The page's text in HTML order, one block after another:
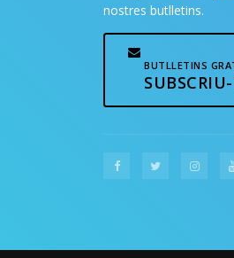
nostres butlletins.
BUTLLETINS